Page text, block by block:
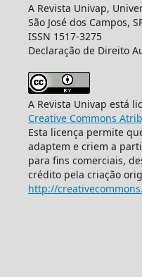
A Revista Univap,
São José dos Campos,
ISSN 1517-3275
Declaração de Direito
A Revista Univap está
Creative Commons
Esta licença permite
adaptem e criem a
para fins comerciais,
crédito pela criação
http://